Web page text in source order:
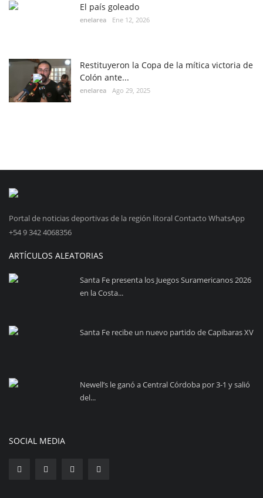
El país goleado
enelarea Ene 12, 2026
Restituyeron la Copa de la mítica victoria de
Colón ante...
enelarea Ago 29, 2025
Portal de noticias deportivas de la región litoral Contacto WhatsApp
+54 9 342 4068356
ARTÍCULOS ALEATORIAS
Santa Fe presenta los Juegos Suramericanos 2026
en la Costa...
Santa Fe recibe un nuevo partido de Capibaras XV
Newell’s le ganó a Central Córdoba por 3-1 y salió
del...
SOCIAL MEDIA